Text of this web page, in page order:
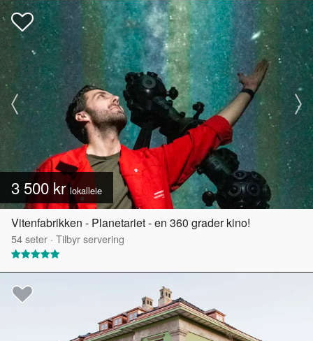
3 500 krlokalleie
Vitenfabrikken - Planetariet - en 360 grader kino!
54seter · Tilbyr servering